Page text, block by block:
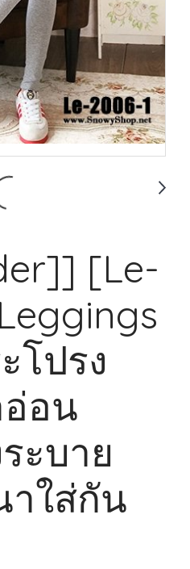
[Le-
โปรง
อ่อน
ะบาย
ใส่กัน